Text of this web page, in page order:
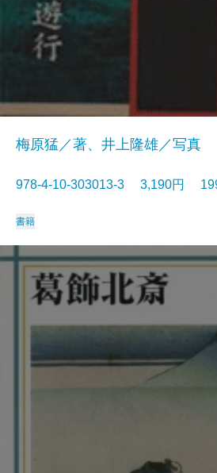
梅原猛／著、井上隆雄／写真
978-4-10-303013-3 3,190円
書籍